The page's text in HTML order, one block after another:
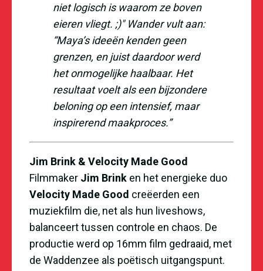
niet logisch is waarom ze boven
eieren vliegt. ;)" Wander vult aan:
“Maya’s ideeën kenden geen
grenzen, en juist daardoor werd
het onmogelijke haalbaar. Het
resultaat voelt als een bijzondere
beloning op een intensief, maar
inspirerend maakproces.”
Jim Brink & Velocity Made Good
Filmmaker Jim Brink en het energieke duo
Velocity Made Good creëerden een
muziekfilm die, net als hun liveshows,
balanceert tussen controle en chaos. De
productie werd op 16mm film gedraaid, met
de Waddenzee als poëtisch uitgangspunt.